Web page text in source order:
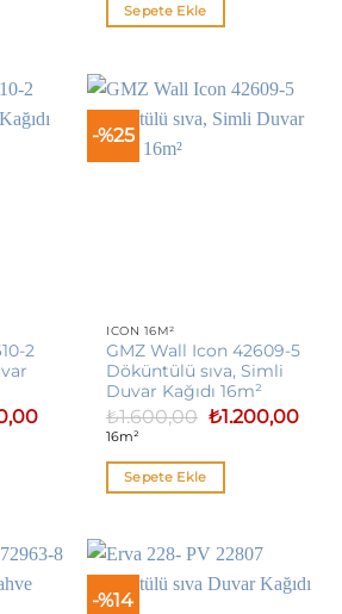
Sepete Ekle
2
Şu
₺1.200,00.
-%25
ICON 16M²
GMZ Wall Icon 42609-5
Döküntülü sıva, Simli
Duvar Kağıdı 16m²
₺1.600,00 Orijinal
fiyat:
₺1.200,00Şu
16m²
Sepete Ekle
-%14